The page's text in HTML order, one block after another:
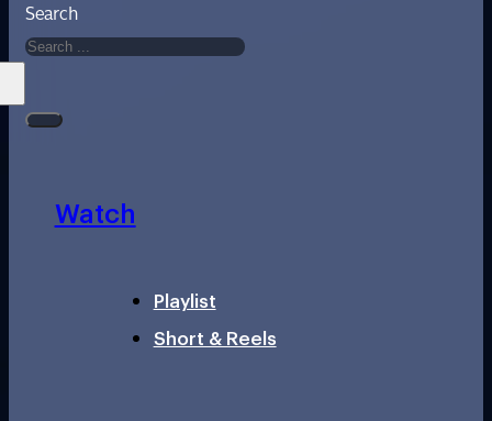
Search
Watch
Playlist
Short & Reels